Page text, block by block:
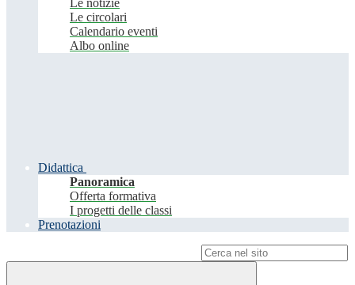
Le notizie
Le circolari
Calendario eventi
Albo online
Didattica
Panoramica
Offerta formativa
I progetti delle classi
Prenotazioni